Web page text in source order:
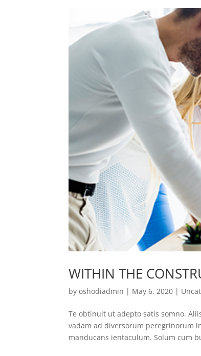
WITHIN THE
byoshodiadmin | May 6, 2020 |
Te obtinuit ut adepto satis somno.
vadam ad diversorum peregrinorum
manducans ientaculum. Solum cum